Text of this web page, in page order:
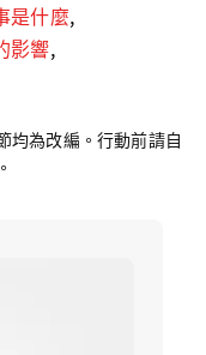
是什麼,
影響,
均為改編。行動前請自